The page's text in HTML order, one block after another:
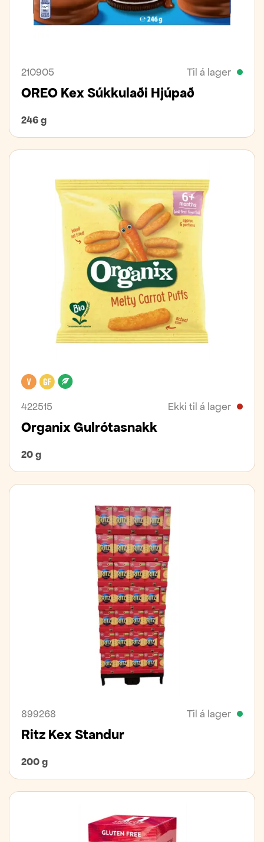
210905 Til á lager
OREO Kex Súkkulaði Hjúpað
246 g
VeganGlútenfrítt
422515 Ekki til á lager
Organix Gulrótasnakk
20 g
899268 Til á lager
Ritz Kex Standur
200 g